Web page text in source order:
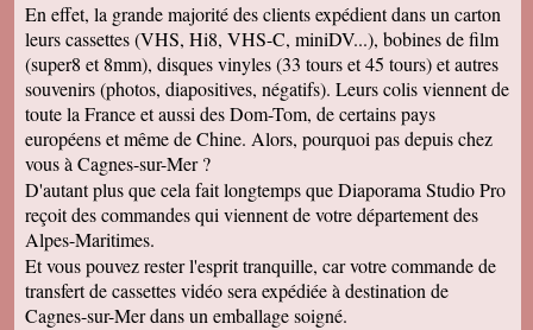
En effet, la grande majorité des clients expédient dans un carton
leurs cassettes (VHS, Hi8, VHS-C, miniDV...), bobines de film
(super8 et 8mm), disques vinyles (33 tours et 45 tours) et autres
souvenirs (photos, diapositives, négatifs). Leurs colis viennent de
toute la France et aussi des Dom-Tom, de certains pays
européens et même de Chine. Alors, pourquoi pas depuis chez
vous à Cagnes-sur-Mer ?
D'autant plus que cela fait longtemps que Diaporama Studio Pro
reçoit des commandes qui viennent de votre département des
Alpes-Maritimes.
Et vous pouvez rester l'esprit tranquille, car votre commande de
transfert de cassettes vidéo sera expédiée à destination de
Cagnes-sur-Mer dans un emballage soigné.